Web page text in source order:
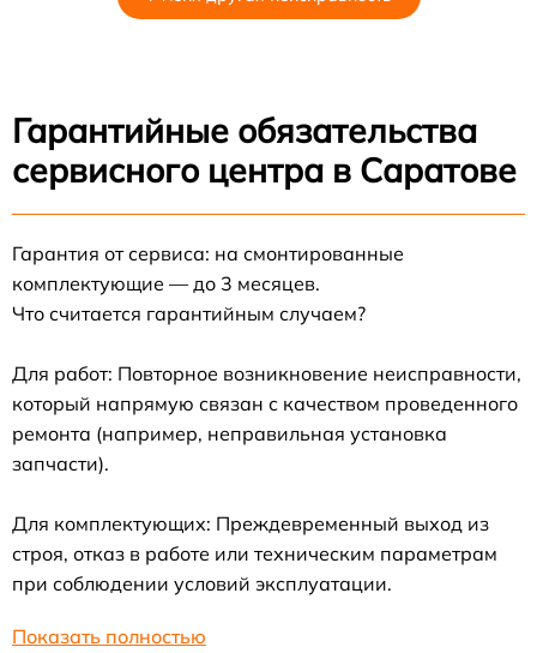
Гарантийные обязательства
сервисного центра в Саратове
Гарантия от сервиса: на смонтированные
комплектующие — до 3 месяцев.
Что считается гарантийным случаем?
Для работ: Повторное возникновение неисправности,
который напрямую связан с качеством проведенного
ремонта (например, неправильная установка
запчасти).
Для комплектующих: Преждевременный выход из
строя, отказ в работе или техническим параметрам
при соблюдении условий эксплуатации.
Показать полностью